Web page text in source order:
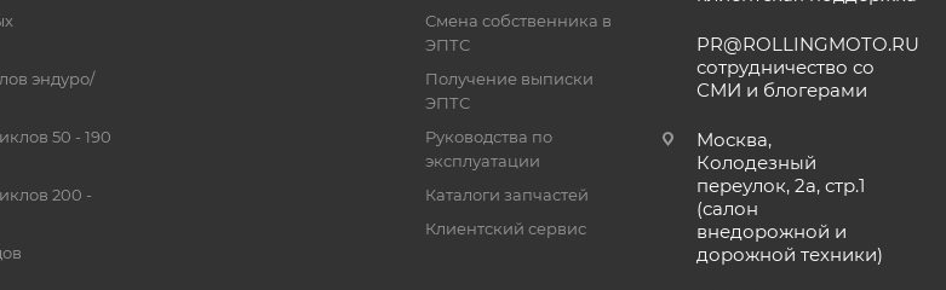
эндуро/
50 - 190
200 -
Смена собственника в
ЭПТС
Получение выписки
ЭПТС
Руководства по
эксплуатации
Каталоги запчастей
Клиентский сервис
PR@ROLLINGMOTO.RU
сотрудничество со
СМИ и блогерами
Москва,
Колодезный
переулок, 2а, стр.1
(салон
внедорожной и
дорожной техники)